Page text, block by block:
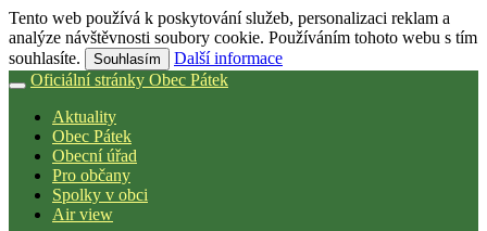
Tento web používá k poskytování služeb, personalizaci reklam a
analýze návštěvnosti soubory cookie. Používáním tohoto webu s tím
souhlasíte.
Souhlasím
Další informace
Oficiální stránky Obec Pátek
Aktuality
Obec Pátek
Obecní úřad
Pro občany
Spolky v obci
Air view